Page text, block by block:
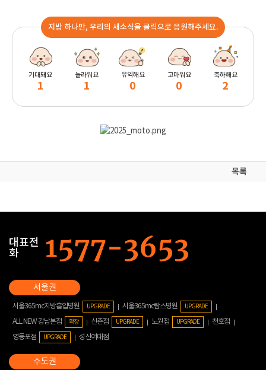
지방 하나만, 우리의 새소식을 클릭으로 응원해주세요.
기대돼요
1
놀라워요
1
유익해요
0
고마워요
0
축하해요
2
목록
대표전
화
서울365mc지방흡입병원 UPGRADE 서울365mc람스병원 UPGRADE
ALL NEW 강남본점 확장 신촌점 UPGRADE 노원점 UPGRADE
천호점
영등포점
UPGRADE 성신여대점